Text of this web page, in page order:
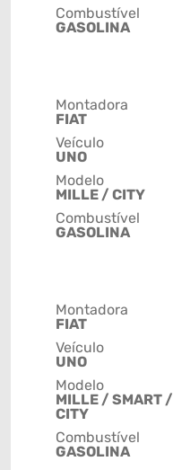
Combustível
GASOLINA
Montadora
FIAT
Veículo
UNO
Modelo
MILLE / CITY
Combustível
GASOLINA
Montadora
FIAT
Veículo
UNO
Modelo
MILLE / SMART /
CITY
Combustível
GASOLINA